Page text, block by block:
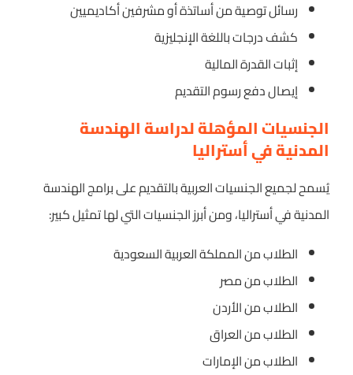
رسائل توصية من أساتذة أو مشرفين أكاديميين
كشف درجات باللغة الإنجليزية
إثبات القدرة المالية
إيصال دفع رسوم التقديم
الجنسيات المؤهلة لدراسة الهندسة
المدنية في أستراليا
يُسمح لجميع الجنسيات العربية بالتقديم على برامج الهندسة
المدنية في أستراليا، ومن أبرز الجنسيات التي لها تمثيل كبير:
الطلاب من المملكة العربية السعودية
الطلاب من مصر
الطلاب من الأردن
الطلاب من العراق
الطلاب من الإمارات